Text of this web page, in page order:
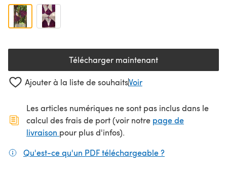
Télécharger maintenant(s'ouvre dans un nouvel
Ajouter à la liste de souhaitsVoir
Les articles numériques ne sont pas inclus dans le
calcul des frais de port (voir notre page de
livraison (s'ouvre dans un nouvel onglet)
pour plus d'infos).
Qu'est-ce qu'un PDF téléchargeable ?